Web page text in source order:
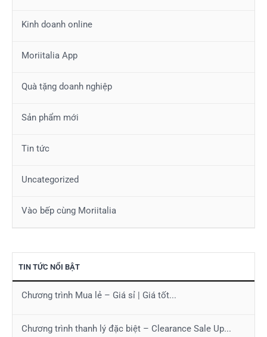
Kinh doanh online
Moriitalia App
Quà tặng doanh nghiệp
Sản phẩm mới
Tin tức
Uncategorized
Vào bếp cùng Moriitalia
TIN TỨC NỔI BẬT
Chương trình Mua lẻ – Giá sỉ | Giá tốt...
Chương trình thanh lý đặc biệt – Clearance Sale Up...